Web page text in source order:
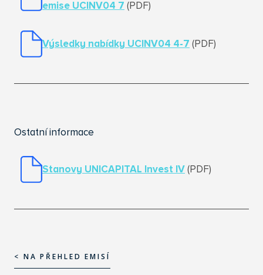
emise UCINV04 7 (PDF)
Výsledky nabídky UCINV04 4-7 (PDF)
Ostatní informace
Stanovy UNICAPITAL Invest IV (PDF)
< NA PŘEHLED EMISÍ